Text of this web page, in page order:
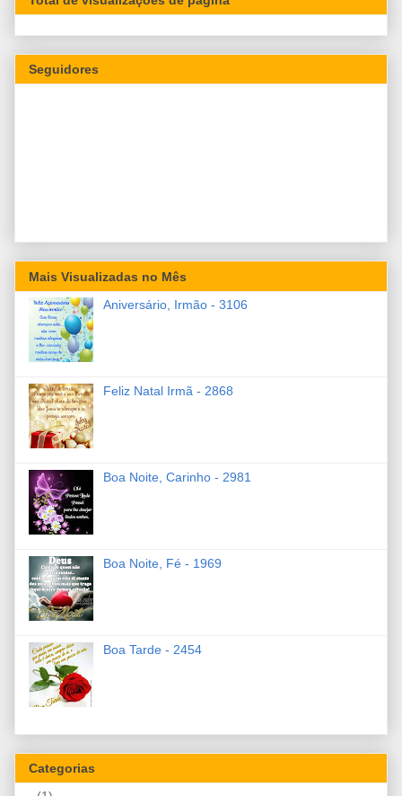
Seguidores
Mais Visualizadas no Mês
Aniversário, Irmão - 3106
Feliz Natal Irmã - 2868
Boa Noite, Carinho - 2981
Boa Noite, Fé - 1969
Boa Tarde - 2454
Categorias